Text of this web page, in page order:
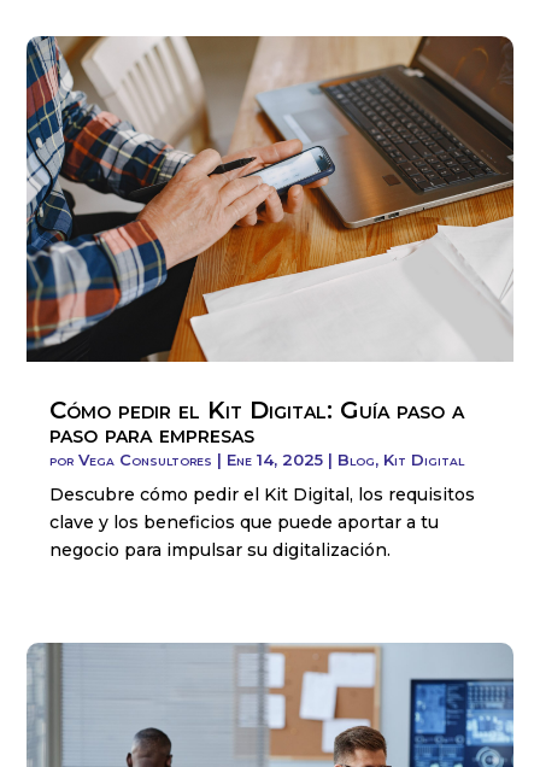
Cómo pedir el Kit Digital: Guía paso a
paso para empresas
porVega Consultores | Ene 14, 2025 | Blog, Kit Digital
Descubre cómo pedir el Kit Digital, los requisitos
clave y los beneficios que puede aportar a tu
negocio para impulsar su digitalización.